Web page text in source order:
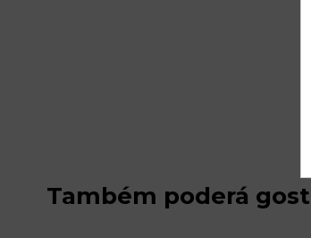
Também poderá